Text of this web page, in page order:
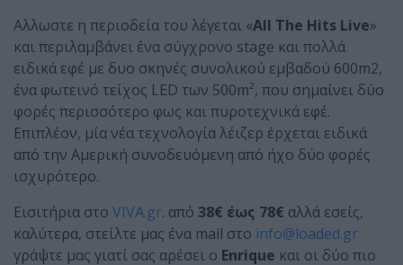
Αλλωστε η περιοδεία του λέγεται «All The Hits Live»
και περιλαμβάνει ένα σύγχρονο stage και πολλά
ειδικά εφέ με δυο σκηνές συνολικού εμβαδού 600m2,
ένα φωτεινό τείχος LED των 500m², που σημαίνει δύο
φορές περισσότερο φως και πυροτεχνικά εφέ.
Επιπλέον, μία νέα τεχνολογία λέιζερ έρχεται ειδικά
από την Αμερική συνοδευόμενη από ήχο δύο φορές
ισχυρότερο.
Εισιτήρια στο VIVA.gr. από 38€ έως 78€ αλλά εσείς,
καλύτερα, στείλτε μας ένα mail στο info@loaded.gr
γράψτε μας γιατί σας αρέσει ο Enrique και οι δύο πιο